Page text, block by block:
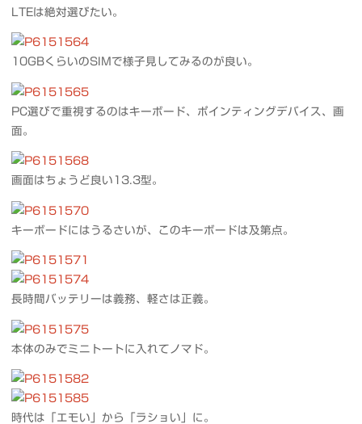
LTEは絶対選びたい。
10GBくらいのSIMで様子見してみるのが良い。
PC選びで重視するのはキーボード、ポインティングデバイス、画
面。
画面はちょうど良い13.3型。
キーボードにはうるさいが、このキーボードは及第点。
長時間バッテリーは義務、軽さは正義。
本体のみでミニトートに入れてノマド。
時代は「エモい」から「ラショい」に。